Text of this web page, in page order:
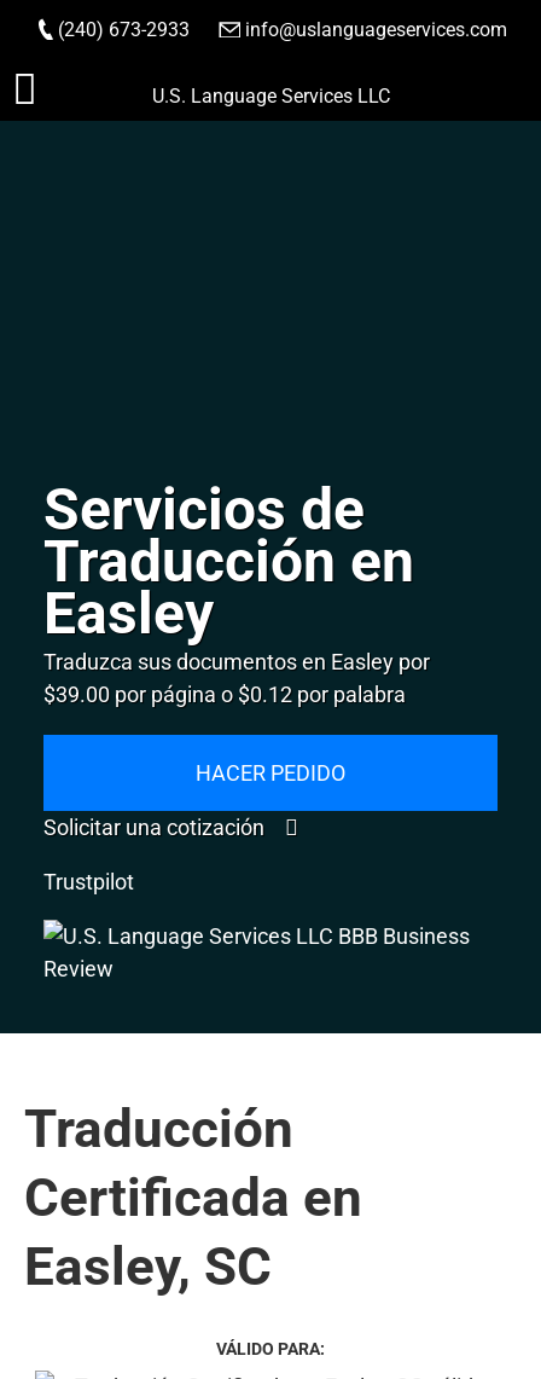
Saltar
(240) 673-2933 info@uslanguageservices.com
HACER PEDIDO
U.S. Language Services LLC
Servicios de
Traducción en
Easley
Traduzca sus documentos en Easley por
$39.00 por página o $0.12 por palabra
HACER PEDIDO
Solicitar una cotización
Trustpilot
Traducción
Certificada en
Easley, SC
VÁLIDO PARA: